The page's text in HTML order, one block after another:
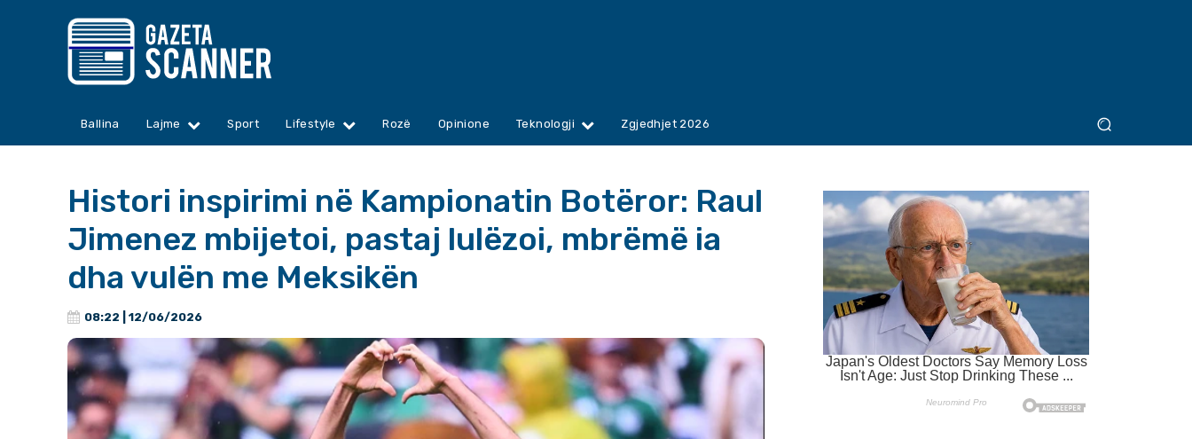
Ballina Lajme Sport Lifestyle Rozë Opinione Teknologji Zgjedhjet 2026
Histori inspirimi në Kampionatin Botëror: Raul
Jimenez mbijetoi, pastaj lulëzoi, mbrëmë ia
dha vulën me Meksikën
08:22 | 12/06/2026